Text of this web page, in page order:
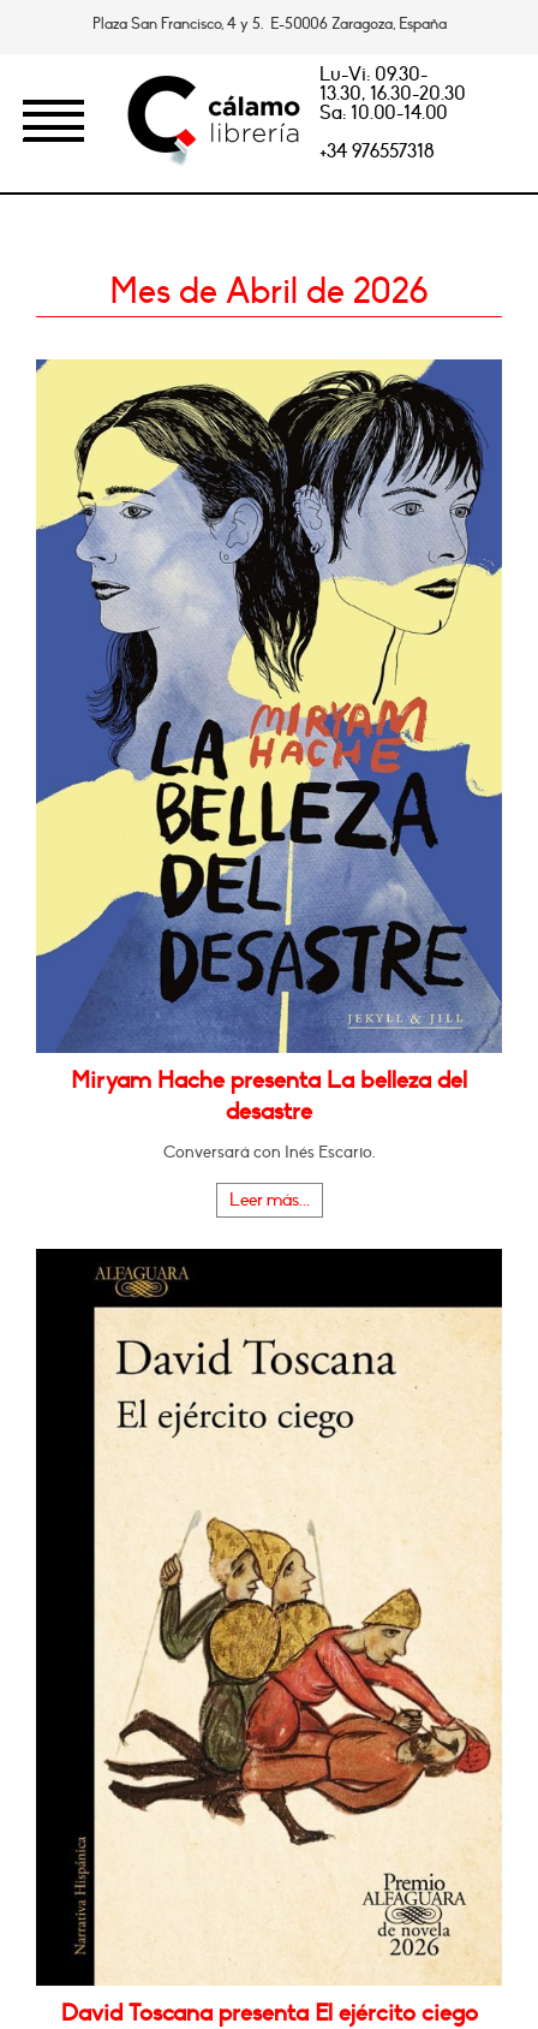
Plaza San Francisco, 4 y 5. E-50006 Zaragoza, España
Lu-Vi: 09.30-
13.30, 16.30-20.30
Sa: 10.00-14.00
+34 976557318
Mes de Abril de 2026
Miryam Hache presenta La belleza del
desastre
Conversará con Inés Escario.
Leer más...
David Toscana presenta El ejército ciego